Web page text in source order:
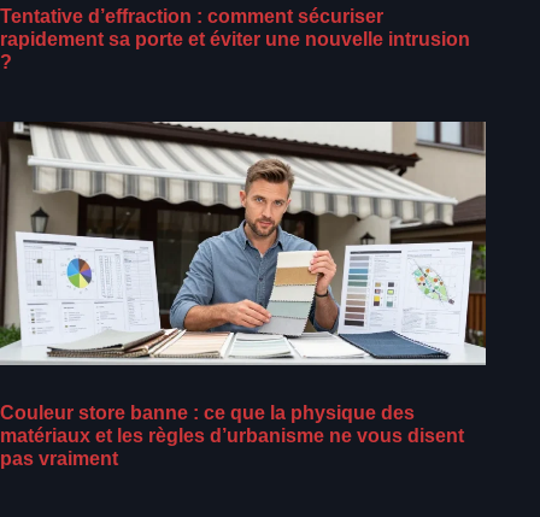
Tentative d’effraction : comment sécuriser
rapidement sa porte et éviter une nouvelle intrusion
?
Couleur store banne : ce que la physique des
matériaux et les règles d’urbanisme ne vous disent
pas vraiment